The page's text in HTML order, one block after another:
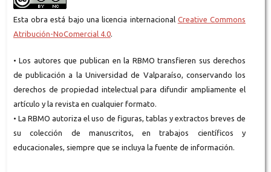
Esta obra está bajo una licencia internacional Creative Commons
Atribución-NoComercial 4.0.
• Los autores que publican en la RBMO transfieren sus derechos
de publicación a la Universidad de Valparaíso, conservando los
derechos de propiedad intelectual para difundir ampliamente el
artículo y la revista en cualquier formato.
• La RBMO autoriza el uso de figuras, tablas y extractos breves de
su colección de manuscritos, en trabajos científicos y
educacionales, siempre que se incluya la fuente de información.